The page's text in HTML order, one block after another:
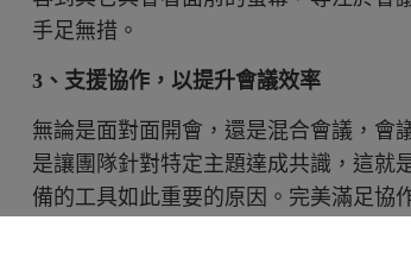
手足無措。
3、支援協作，以提升會議效率
無論是面對面開會，還是混合會議，會
是讓團隊針對特定主題達成共識，這就
備的工具如此重要的原因。完美滿足協